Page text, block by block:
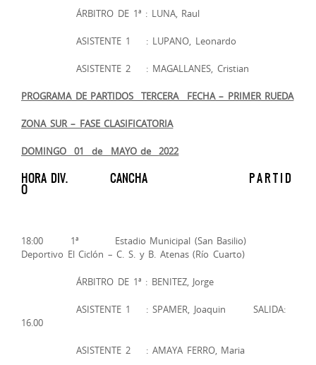
ÁRBITRO DE 1ª : LUNA, Raul
ASISTENTE 1 : LUPANO, Leonardo
ASISTENTE 2 : MAGALLANES, Cristian
PROGRAMA DE PARTIDOS ­­ TERCERA FECHA – PRIMER RUEDA
ZONA SUR – FASE CLASIFICATORIA
DOMINGO 01 de MAYO de 2022
HORA DIV. CANCHA P A R T I D
O
18:00 1ª Estadio Municipal (San Basilio)
Deportivo El Ciclón – C. S. y B. Atenas (Río Cuarto)
ÁRBITRO DE 1ª : BENITEZ, Jorge
ASISTENTE 1 : SPAMER, Joaquin SALIDA:
16.00
ASISTENTE 2 : AMAYA FERRO, Maria